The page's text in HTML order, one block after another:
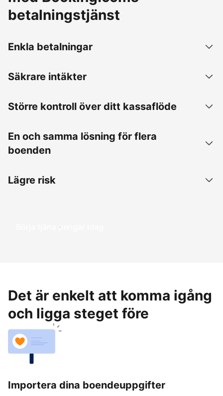
betalningstjänst
Enkla betalningar
Säkrare intäkter
Större kontroll över ditt kassaflöde
En och samma lösning för flera
boenden
Lägre risk
Börja tjäna pengar idag
Det är enkelt att komma igång
och ligga steget före
Importera dina boendeuppgifter